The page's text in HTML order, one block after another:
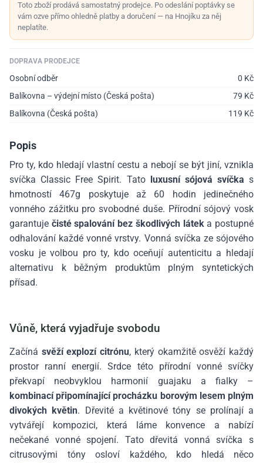
Toto zboží prodává samostatný prodejce. Po odeslání poptávky se
vám ozve přímo ohledně platby a doručení — na Hnojíku za něj
neplatíte.
DOPRAVA PRODEJCE
Osobní odběr 0 Kč
Balíkovna – výdejní místo (Česká pošta)
79 Kč
Balíkovna (Česká pošta)
119 Kč
Popis
Pro ty, kdo hledají vlastní cestu a nebojí se být jiní, vznikla
svíčka Classic Free Spirit. Tato
luxusní sójová svíčka s
hmotností 467g poskytuje až 60 hodin jedinečného
vonného zážitku pro svobodné duše. Přírodní sójový vosk
garantuje čisté spalování bez škodlivých láteka postupné
odhalování každé vonné vrstvy. Vonná svíčka ze sójového
vosku je volbou pro ty, kdo oceňují autenticitu a hledají
alternativu k běžným produktům plným syntetických
přísad.
Vůně, která vyjadřuje svobodu
Začíná svěží explozí citrónu, který okamžitě osvěží každý
prostor ranní energií. Srdce této přírodní vonné svíčky
překvapí neobvyklou harmonií guajaku a fialky –
kombinací připomínající procházku borovým lesem plným
divokých květin. Dřevité a květinové tóny se prolínají a
vytvářejí kompozici, která láme konvence a nabízí
nečekané vonné spojení. Tato dřevitá vonná svíčka s
citrusovými tóny osloví každého, kdo hledá něco